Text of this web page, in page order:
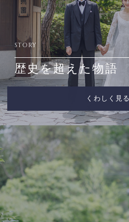
STORY
歴史を超えた物語
くわしく見る